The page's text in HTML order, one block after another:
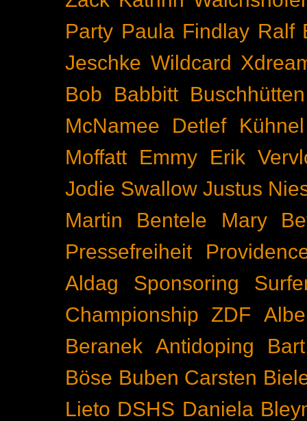
Party Paula Findlay Ralf
Jeschke Wildcard
Bob Babbitt Buschhütten
McNamee
Detlef Kühnel
Moffatt
Emmy
Erik
Jodie Swallow Justus
Martin Bentele
Mary
Pressefreiheit
Aldag
Sponsoring
Championship
ZDF
Beranek Antidoping
Böse Buben Carsten
Lieto DSHS Daniela